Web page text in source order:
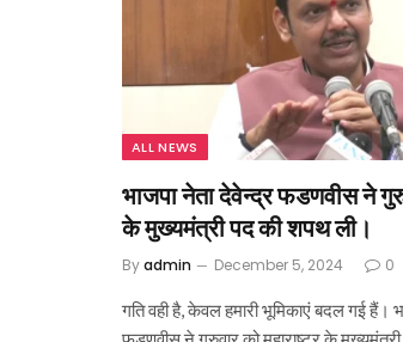
ALL NEWS
भाजपा नेता देवेन्द्र फडणवीस ने
के मुख्यमंत्री पद की शपथ ली।
Byadmin December 5, 2024 0
गति वही है, केवल हमारी भूमिकाएं बदल गई हैं।